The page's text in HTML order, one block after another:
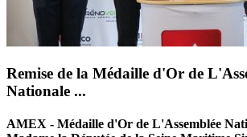
Remise de la Médaille d'Or de
Nationale ...
AMEX - Médaille d'Or de L'Assemblée